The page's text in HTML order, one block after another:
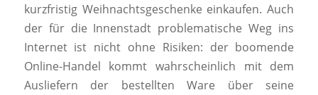
kurzfristig Weihnachtsgeschenke einkaufen. Auch
der für die Innenstadt problematische Weg ins
Internet ist nicht ohne Risiken: der boomende
Online-Handel kommt wahrscheinlich mit dem
Ausliefern der bestellten Ware über seine